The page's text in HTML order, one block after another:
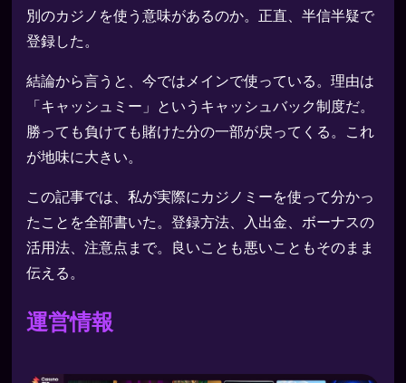
別のカジノを使う意味があるのか。正直、半信半疑で
登録した。
結論から言うと、今ではメインで使っている。理由は
「キャッシュミー」というキャッシュバック制度だ。
勝っても負けても賭けた分の一部が戻ってくる。これ
が地味に大きい。
この記事では、私が実際にカジノミーを使って分かっ
たことを全部書いた。登録方法、入出金、ボーナスの
活用法、注意点まで。良いことも悪いこともそのまま
伝える。
運営情報